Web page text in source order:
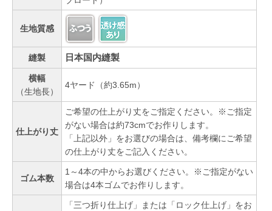
生地質感
縫製 日本国内縫製
横幅
（生地長）
4ヤード（約3.65m）
仕上がり丈
ご希望の仕上がり丈をご指定ください。※ご指定
がない場合は約73cmでお作りします。
「上記以外」をお選びの場合は、備考欄にご希望
の仕上がり丈をご記入ください。
ゴム本数
1～4本の中からお選びください。※ご指定がない
場合は4本ゴムでお作りします。
「三つ折り仕上げ」または「ロック仕上げ」をお